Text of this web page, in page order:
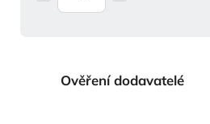
Ověření dodavatelé